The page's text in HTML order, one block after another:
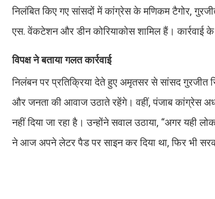
निलंबित किए गए सांसदों में कांग्रेस के मणिकम टैगोर,
एस. वेंकटेशन और डीन कोरियाकोस शामिल हैं। कार्रवाई
विपक्ष ने बताया गलत कार्रवाई
निलंबन पर प्रतिक्रिया देते हुए अमृतसर से सांसद
और जनता की आवाज उठाते रहेंगे। वहीं, पंजाब कांग्रेस
नहीं दिया जा रहा है। उन्होंने सवाल उठाया, “अगर यही
ने आज अपने लेटर पैड पर साइन कर दिया था, फिर भी